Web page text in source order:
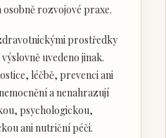
rozvojové praxe.
prostředky
uvedeno jinak.
léčbě, prevenci ani
a nenahrazují
psychologickou,
ani nutriční péči.